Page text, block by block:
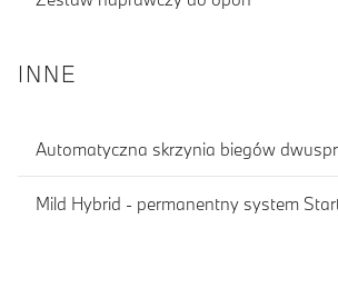
INNE
Automatyczna skrzynia biegów
Mild Hybrid - permanentny system